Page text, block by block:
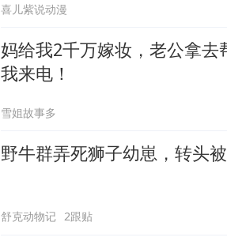
喜儿紫说动漫
妈给我2千万嫁妆，老公拿
我来电！
雪姐故事多
野牛群弄死狮子幼崽，转头
舒克动物记 2跟贴